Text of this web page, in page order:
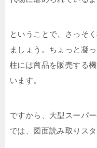
ということで、さっそ
ましょう。ちょっと凝
柱には商品を販売する
います。
ですから、大型スーパ
では、図面読み取りス